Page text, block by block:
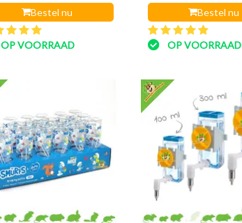
Bestel nu
OP VOORRAAD
Bestel nu
OP VOORRAAD